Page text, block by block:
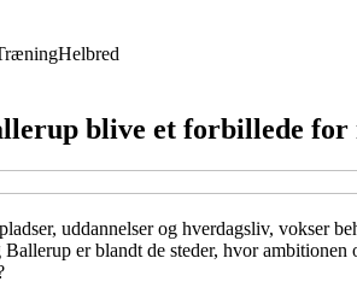
Helbred
blive et forbillede for
uddannelser og hverdagsliv, vokser
er blandt de steder, hvor